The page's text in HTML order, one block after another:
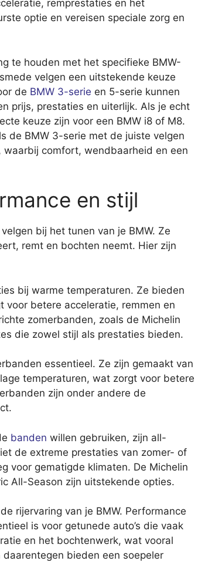
remprestaties en het
optie en vereisen speciale zorg en
te houden met het specifieke BMW-
velgen een uitstekende keuze
de BMW 3-serie en 5-serie kunnen
prijs, prestaties en uiterlijk. Als je echt
keuze zijn voor een BMW i8 of M8.
de BMW 3-serie met de juiste velgen
waarbij comfort, wendbaarheid en een
en stijl
bij het tunen van je BMW. Ze
remt en bochten neemt. Hier zijn
bij warme temperaturen. Ze bieden
betere acceleratie, remmen en
zomerbanden, zoals de Michelin
die zowel stijl als prestaties bieden.
essentieel. Ze zijn gemaakt van
temperaturen, wat zorgt voor betere
zijn onder andere de
banden willen gebruiken, zijn all-
de extreme prestaties van zomer- of
voor gematigde klimaten. De Michelin
All-Season zijn uitstekende opties.
rijervaring van je BMW. Performance
is voor getunede auto’s die vaak
en het bochtenwerk, wat vooral
bieden een soepeler